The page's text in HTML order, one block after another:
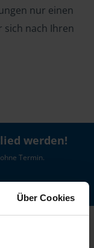
Über Cookies
nur einen
nach Ihren
werden!
Termin.